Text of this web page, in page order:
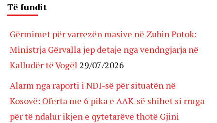
Të fundit
Gërmimet për varrezën masive në Zubin Potok:
Ministrja Gërvalla jep detaje nga vendngjarja në
Kalludër të Vogël 29/07/2026
Alarm nga raporti i NDI-së për situatën në
Kosovë: Oferta me 6 pika e AAK-së shihet si rruga
për të ndalur ikjen e qytetarëve thotë Gjini